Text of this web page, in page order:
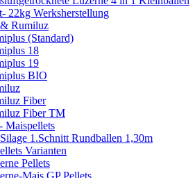
22kg Werksherstellung
Rumiluz
(Standard)
18
19
BIO
Fiber
Fiber TM
Maispellets
1.Schnitt Rundballen 1,30m
Varianten
Pellets
Mais GP Pellets